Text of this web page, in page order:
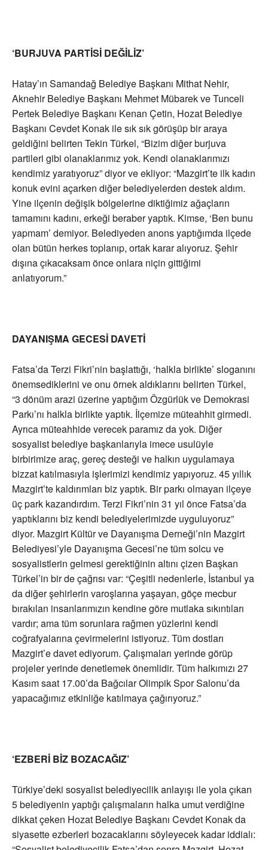
‘BURJUVA PARTİSİ DEĞİLİZ’
Hatay’ın Samandağ Belediye Başkanı Mithat Nehir,
Aknehir Belediye Başkanı Mehmet Mübarek ve Tunceli
Pertek Belediye Başkanı Kenan Çetin, Hozat Belediye
Başkanı Cevdet Konak ile sık sık görüşüp bir araya
geldiğini belirten Tekin Türkel, “Bizim diğer burjuva
partileri gibi olanaklarımız yok. Kendi olanaklarımızı
kendimiz yaratıyoruz” diyor ve ekliyor: “Mazgirt’te ilk kadın
konuk evini açarken diğer belediyelerden destek aldım.
Yine ilçenin değişik bölgelerine diktiğimiz ağaçların
tamamını kadını, erkeği beraber yaptık. Kimse, ‘Ben bunu
yapmam’ demiyor. Belediyeden anons yaptığımda ilçede
olan bütün herkes toplanıp, ortak karar alıyoruz. Şehir
dışına çıkacaksam önce onlara niçin gittiğimi
anlatıyorum.”
DAYANIŞMA GECESİ DAVETİ
Fatsa’da Terzi Fikri’nin başlattığı, ‘halkla birlikte’ sloganını
önemsediklerini ve onu örnek aldıklarını belirten Türkel,
“3 dönüm arazi üzerine yaptığım Özgürlük ve Demokrasi
Parkı’nı halkla birlikte yaptık. İlçemize müteahhit girmedi.
Ayrıca müteahhide verecek paramız da yok. Diğer
sosyalist belediye başkanlarıyla imece usulüyle
birbirimize araç, gereç desteği ve halkın uygulamaya
bizzat katılmasıyla işlerimizi kendimiz yapıyoruz. 45 yıllık
Mazgirt’te kaldırımları biz yaptık. Bir parkı olmayan ilçeye
üç park kazandırdım. Terzi Fikri’nin 31 yıl önce Fatsa’da
yaptıklarını biz kendi belediyelerimizde uyguluyoruz”
diyor. Mazgirt Kültür ve Dayanışma Derneği’nin Mazgirt
Belediyesi’yle Dayanışma Gecesi’ne tüm solcu ve
sosyalistlerin gelmesi gerektiğinin altını çizen Başkan
Türkel’in bir de çağrısı var: “Çeşitli nedenlerle, İstanbul ya
da diğer şehirlerin varoşlarına yaşayan, göçe mecbur
bırakılan insanlarımızın kendine göre mutlaka sıkıntıları
vardır; ama tüm sorunlara rağmen yüzlerini kendi
coğrafyalarına çevirmelerini istiyoruz. Tüm dostları
Mazgirt’e davet ediyorum. Çalışmaları yerinde görüp
projeler yerinde denetlemek önemlidir. Tüm halkımızı 27
Kasım saat 17.00’da Bağcılar Olimpik Spor Salonu’da
yapacağımız etkinliğe katılmaya çağırıyoruz.”
‘EZBERİ BİZ BOZACAĞIZ’
Türkiye’deki sosyalist belediyecilik anlayışı ile yola çıkan
5 belediyenin yaptığı çalışmaların halka umut verdiğine
dikkat çeken Hozat Belediye Başkanı Cevdet Konak da
siyasette ezberleri bozacaklarını söyleyecek kadar iddialı: